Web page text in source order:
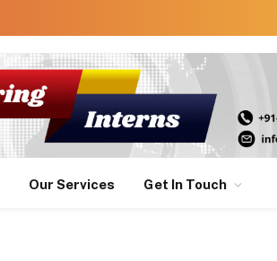
Our Services Get In Touch